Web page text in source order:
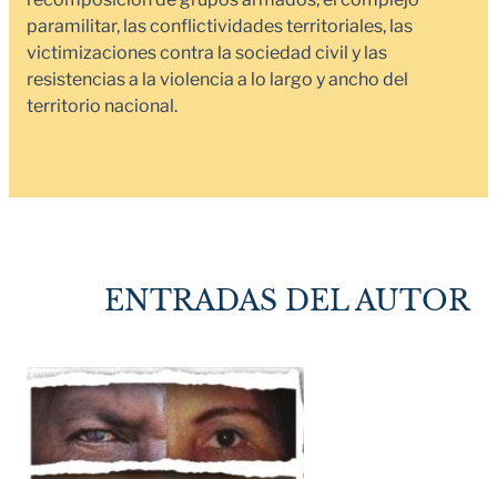
paramilitar, las conflictividades territoriales, las
victimizaciones contra la sociedad civil y las
resistencias a la violencia a lo largo y ancho del
territorio nacional.
ENTRADAS DEL AUTOR